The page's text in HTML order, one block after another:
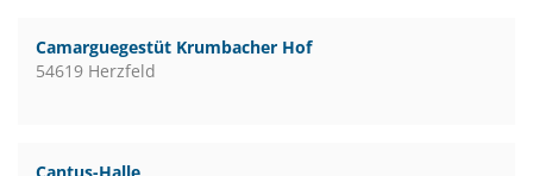
Camarguegestüt Krumbacher Hof
54619 Herzfeld